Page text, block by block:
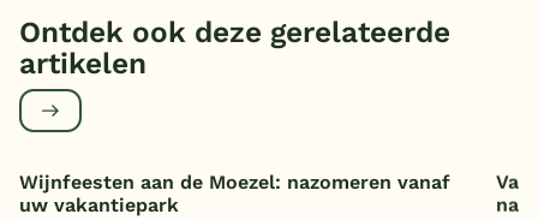
Ontdek ook deze gerelateerde
artikelen
Wijnfeesten aan de Moezel: nazomeren vanaf
uw vakantiepark